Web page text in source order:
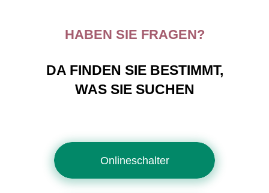
HABEN SIE FRAGEN?
DA FINDEN SIE BESTIMMT,
WAS SIE SUCHEN
Onlineschalter